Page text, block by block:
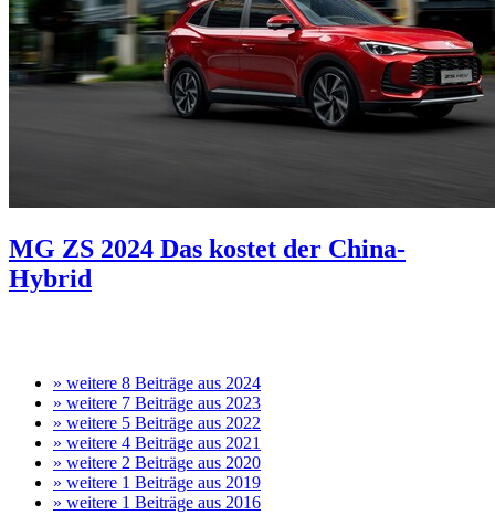
MG ZS 2024 Das kostet der China-
Hybrid
» weitere 8 Beiträge aus 2024
» weitere 7 Beiträge aus 2023
» weitere 5 Beiträge aus 2022
» weitere 4 Beiträge aus 2021
» weitere 2 Beiträge aus 2020
» weitere 1 Beiträge aus 2019
» weitere 1 Beiträge aus 2016